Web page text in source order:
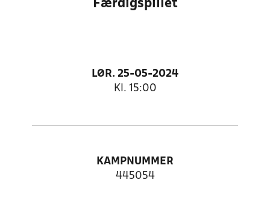
Færdigspillet
LØR. 25-05-2024
Kl. 15:00
KAMPNUMMER
445054